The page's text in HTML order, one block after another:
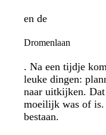
en de
Dromenlaan
. Na een tijdje
leuke dingen:
naar uitkijken.
moeilijk was of is.
bestaan.